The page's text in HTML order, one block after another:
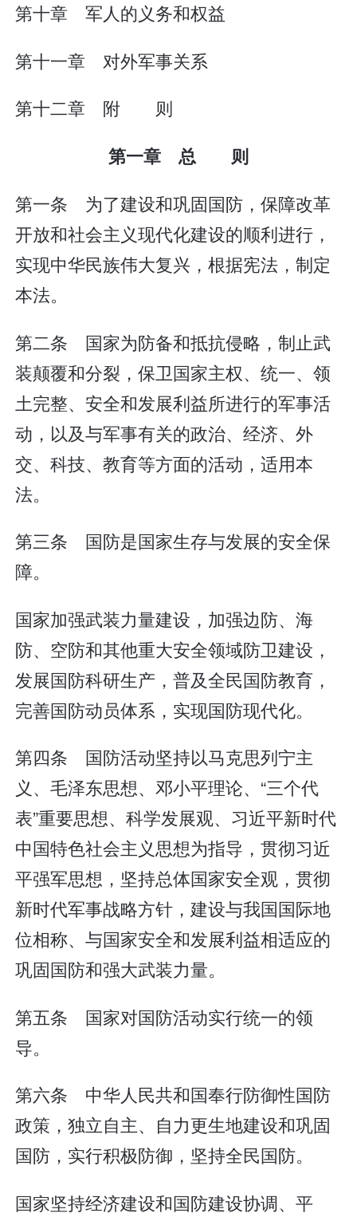
第十章 军人的义务和权益
第十一章 对外军事关系
第十二章 附 则
第一章 总 则
第一条 为了建设和巩固国防，保障改革
开放和社会主义现代化建设的顺利进行，
实现中华民族伟大复兴，根据宪法，制定
本法。
第二条 国家为防备和抵抗侵略，制止武
装颠覆和分裂，保卫国家主权、统一、领
土完整、安全和发展利益所进行的军事活
动，以及与军事有关的政治、经济、外
交、科技、教育等方面的活动，适用本
法。
第三条 国防是国家生存与发展的安全保
障。
国家加强武装力量建设，加强边防、海
防、空防和其他重大安全领域防卫建设，
发展国防科研生产，普及全民国防教育，
完善国防动员体系，实现国防现代化。
第四条 国防活动坚持以马克思列宁主
义、毛泽东思想、邓小平理论、“三个代
表”重要思想、科学发展观、习近平新时代
中国特色社会主义思想为指导，贯彻习近
平强军思想，坚持总体国家安全观，贯彻
新时代军事战略方针，建设与我国国际地
位相称、与国家安全和发展利益相适应的
巩固国防和强大武装力量。
第五条 国家对国防活动实行统一的领
导。
第六条 中华人民共和国奉行防御性国防
政策，独立自主、自力更生地建设和巩固
国防，实行积极防御，坚持全民国防。
国家坚持经济建设和国防建设协调、平